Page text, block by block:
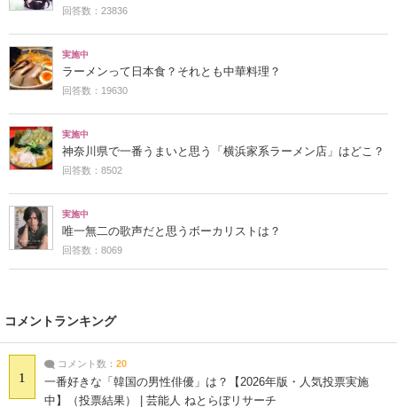
回答数：23836
実施中
ラーメンって日本食？それとも中華料理？
回答数：19630
実施中
神奈川県で一番うまいと思う「横浜家系ラーメン店」はどこ？
回答数：8502
実施中
唯一無二の歌声だと思うボーカリストは？
回答数：8069
コメントランキング
1
コメント数： 20
一番好きな「韓国の男性俳優」は？【2026年版・人気投票実施
中】（投票結果） | 芸能人 ねとらぼリサーチ